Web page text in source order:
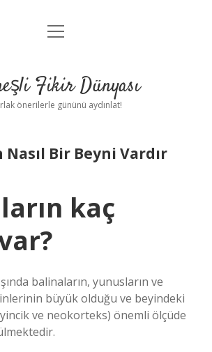
Anasayfa
Yasal Uyarı
menüyü
Fikir Dünyası
önerilerle gününü aydınlat!
Bir Beyni Vardır
kaç
balinaların, yunusların ve
büyük olduğu ve beyindeki
ve neokorteks) önemli ölçüde